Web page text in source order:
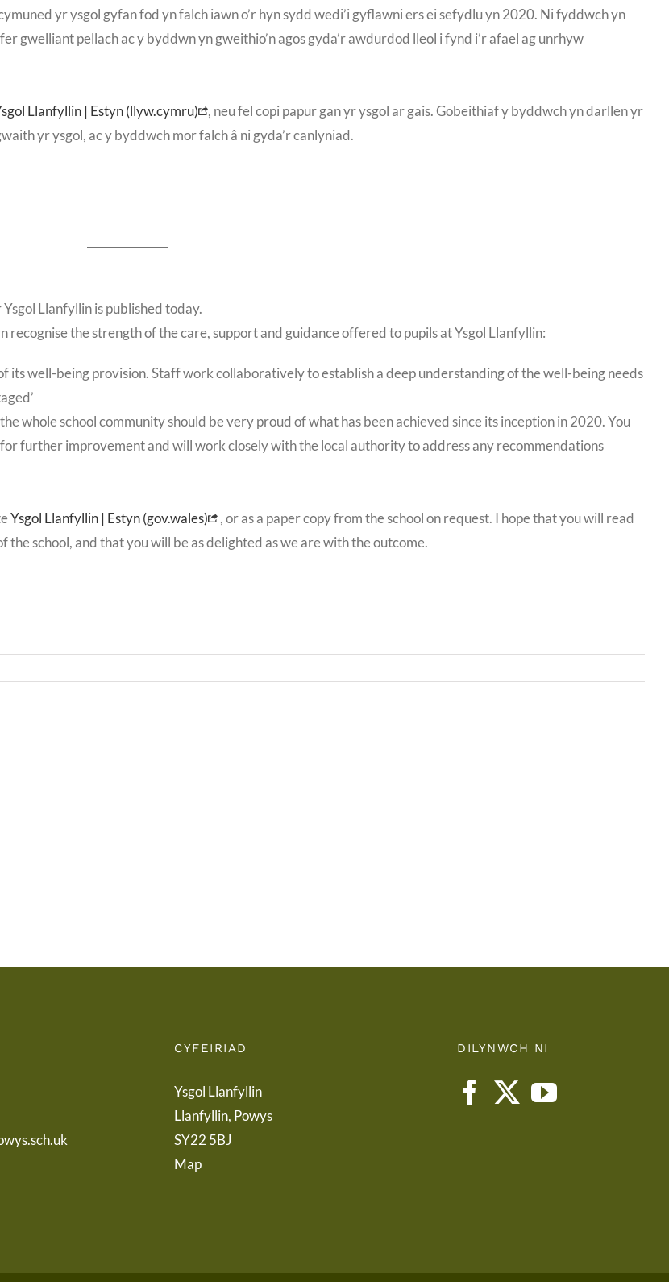
yr ysgol gyfan fod yn falch iawn o’r hyn sydd wedi’i gyflawni ers ei sefydlu yn 2020. Ni fyddwch yn
gwelliant pellach ac y byddwn yn gweithio’n agos gyda’r awdurdod lleol i fynd i’r afael ag unrhyw
Llanfyllin | Estyn (llyw.cymru)
, neu fel copi papur gan yr ysgol ar gais. Gobeithiaf y byddwch yn darllen yr
yr ysgol, ac y byddwch mor falch â ni gyda’r canlyniad.
Llanfyllin is published today.
the strength of the care, support and guidance offered to pupils at Ysgol Llanfyllin:
its well-being provision. Staff work collaboratively to establish a deep understanding of the well-being needs
whole school community should be very proud of what has been achieved since its inception in 2020. You
further improvement and will work closely with the local authority to address any recommendations
Ysgol Llanfyllin | Estyn (gov.wales)
, or as a paper copy from the school on request. I hope that you will read
school, and that you will be as delighted as we are with the outcome.
CYFEIRIAD
Ysgol Llanfyllin
Llanfyllin, Powys
SY22 5BJ
Map
DILYNWCH NI